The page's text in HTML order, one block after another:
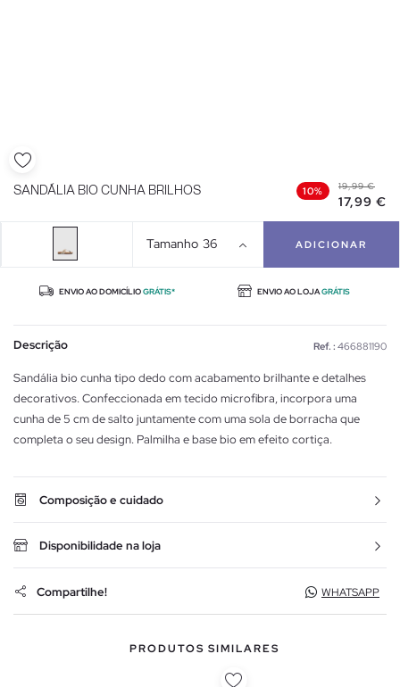
SANDÁLIA BIO CUNHA BRILHOS 10% 19,99 €
17,99 €
Tamanho 36 ADICIONAR
ENVIO AO DOMICÍLIOGRÁTIS* ENVIO AO LOJAGRÁTIS
Descrição Ref. : 466881190
Sandália bio cunha tipo dedo com acabamento brilhante e detalhes
decorativos. Confeccionada em tecido microfibra, incorpora uma
cunha de 5 cm de salto juntamente com uma sola de borracha que
completa o seu design. Palmilha e base bio em efeito cortiça.
Composição e cuidado
Disponibilidade na loja
Compartilhe! WHATSAPP
PRODUTOS SIMILARES